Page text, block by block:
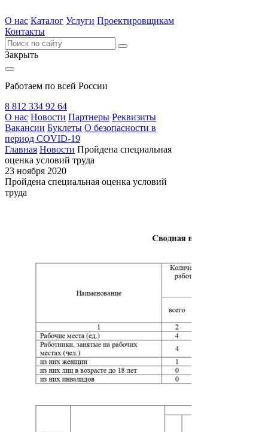
О нас Каталог Услуги Проектировщикам
Контакты
Закрыть
Работаем по всей России
8 812 334 92 64
О нас Новости Партнеры Реквизиты
Вакансии Буклеты О безопасности в
период COVID-19
Главная Новости Пройдена специальная
оценка условий труда
23 ноября 2020
Пройдена специальная оценка условий
труда